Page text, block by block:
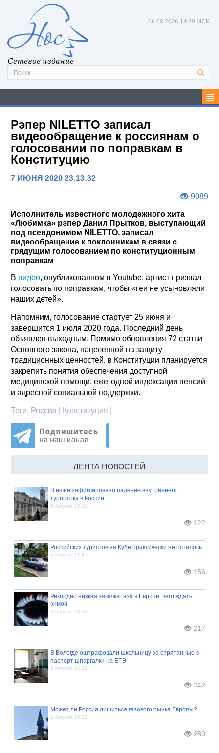
Сетевое издание
06.08.2026 14:29 МСК
Рэпер NILETTO записал
видеообращение к россиянам о
голосовании по поправкам в
Конституцию
7 ИЮНЯ 2020 23:13:32
9089
Исполнитель известного молодежного хита
«Любимка» рэпер Данил Прытков, выступающий
под псевдонимом NILETTO, записал
видеообращение к поклонникам в связи с
грядущим голосованием по конституционным
поправкам
В видео, опубликованном в Youtube, артист призвал
голосовать по поправкам, чтобы «геи не усыновляли
наших детей».
Напомним, голосование стартует 25 июня и
завершится 1 июля 2020 года. Последний день
объявлен выходным. Помимо обновления 72 статьи
Основного закона, нацеленной на защиту
традиционных ценностей, в Конституции планируется
закрепить понятия обеспечения доступной
медицинской помощи, ежегодной индексации пенсий
и адресной социальной поддержки.
Теги: Россия | Конституция |
ЛЕНТА НОВОСТЕЙ
В июне зафиксировано падение внутреннего
турпотока в России
5 Августа 17:11
122
Российских туристов на Кубе практически не осталось
4 Августа 17:41
156
Рекордно низкая закачка газа в Европе: чего ждать
зимой
3 Августа 13:32
217
В Вологде оштрафовали школьницу за спрятанные в
паспорт шпаргалки на ЕГЭ
2 Августа 14:19
242
Может ли Россия лишиться газового рынка Европы?
1 Августа 16:23
280